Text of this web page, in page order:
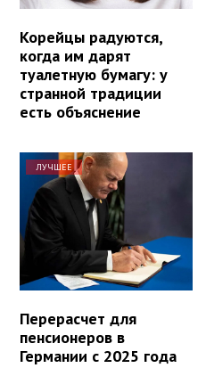
Корейцы радуются,
когда им дарят
туалетную бумагу: у
странной традиции
есть объяснение
ЛУЧШЕЕ
Перерасчет для
пенсионеров в
Германии с 2025 года